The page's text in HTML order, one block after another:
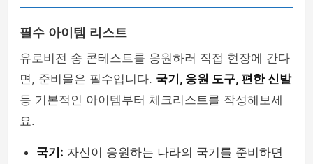
필수 아이템 리스트
유로비전 송 콘테스트를 응원하러 직접 현장에 간다
면, 준비물은 필수입니다. 국기, 응원 도구, 편한 신발
등 기본적인 아이템부터 체크리스트를 작성해보세
요.
국기: 자신이 응원하는 나라의 국기를 준비하면